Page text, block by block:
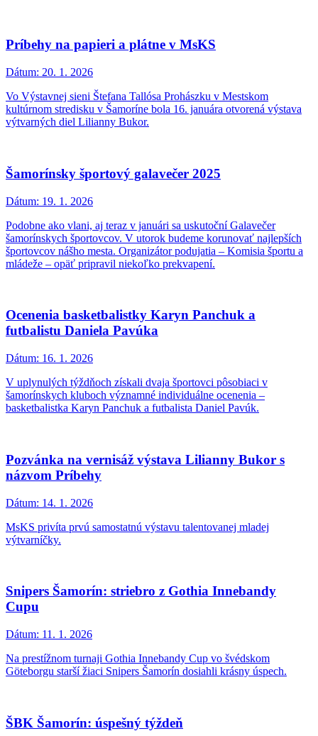
Príbehy na papieri a plátne v MsKS
Dátum: 20. 1. 2026
Vo Výstavnej sieni Štefana Tallósa Prohászku v Mestskom
kultúrnom stredisku v Šamoríne bola 16. januára otvorená výstava
výtvarných diel Lilianny Bukor.
Šamorínsky športový galavečer 2025
Dátum: 19. 1. 2026
Podobne ako vlani, aj teraz v januári sa uskutoční Galavečer
šamorínskych športovcov. V utorok budeme korunovať najlepších
športovcov nášho mesta. Organizátor podujatia – Komisia športu a
mládeže – opäť pripravil niekoľko prekvapení.
Ocenenia basketbalistky Karyn Panchuk a
futbalistu Daniela Pavúka
Dátum: 16. 1. 2026
V uplynulých týždňoch získali dvaja športovci pôsobiaci v
šamorínskych kluboch významné individuálne ocenenia –
basketbalistka Karyn Panchuk a futbalista Daniel Pavúk.
Pozvánka na vernisáž výstava Lilianny Bukor s
názvom Príbehy
Dátum: 14. 1. 2026
MsKS privíta prvú samostatnú výstavu talentovanej mladej
výtvarníčky.
Snipers Šamorín: striebro z Gothia Innebandy
Cupu
Dátum: 11. 1. 2026
Na prestížnom turnaji Gothia Innebandy Cup vo švédskom
Göteborgu starší žiaci Snipers Šamorín dosiahli krásny úspech.
ŠBK Šamorín: úspešný týždeň